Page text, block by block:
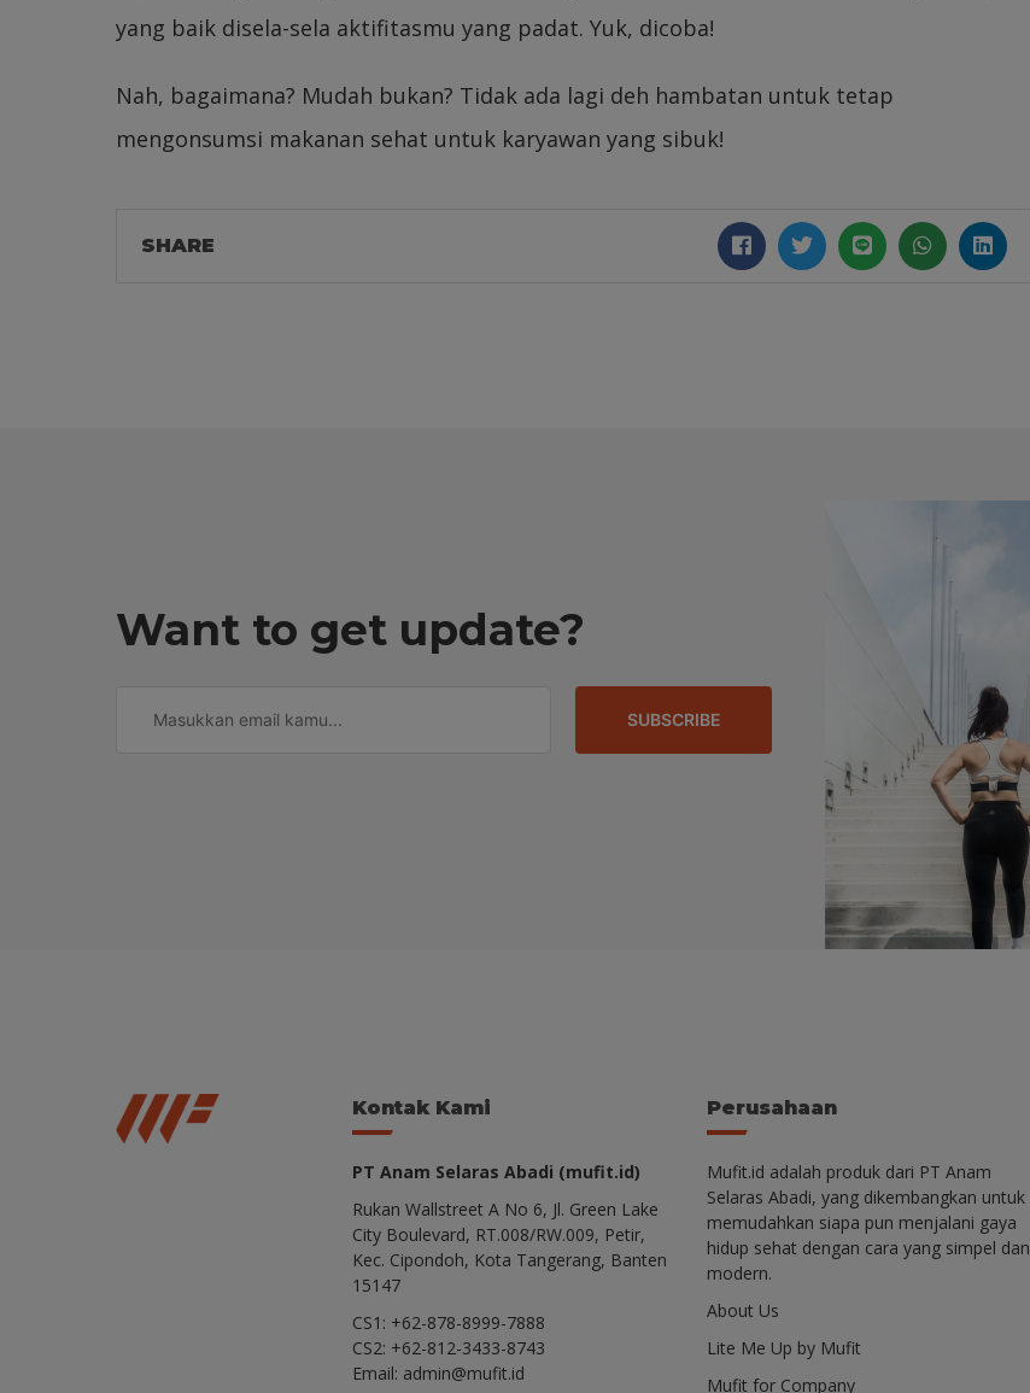
yang baik disela-sela aktifitasmu yang padat. Yuk, dicoba!
Nah, bagaimana? Mudah bukan? Tidak ada lagi deh hambatan untuk tetap
mengonsumsi makanan sehat untuk karyawan yang sibuk!
SHARE
Want to get update?
SUBSCRIBE
Kontak Kami
PT Anam Selaras Abadi (mufit.id)
Rukan Wallstreet A No 6, Jl. Green Lake
City Boulevard, RT.008/RW.009, Petir,
Kec. Cipondoh, Kota Tangerang, Banten
15147
CS1: +62-878-8999-7888
CS2: +62-812-3433-8743
Email: admin@mufit.id
Perusahaan
Mufit.id adalah produk dari PT Anam
Selaras Abadi, yang dikembangkan untuk
memudahkan siapa pun menjalani gaya
hidup sehat dengan cara yang simpel dan
modern.
About Us
Lite Me Up by Mufit
Mufit for Company